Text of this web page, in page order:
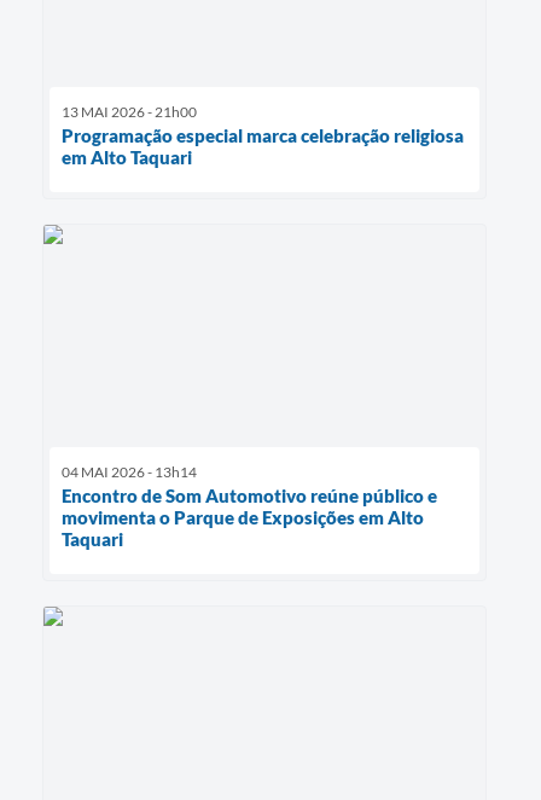
13 MAI 2026 - 21h00
Programação especial marca celebração religiosa
em Alto Taquari
04 MAI 2026 - 13h14
Encontro de Som Automotivo reúne público e
movimenta o Parque de Exposições em Alto
Taquari